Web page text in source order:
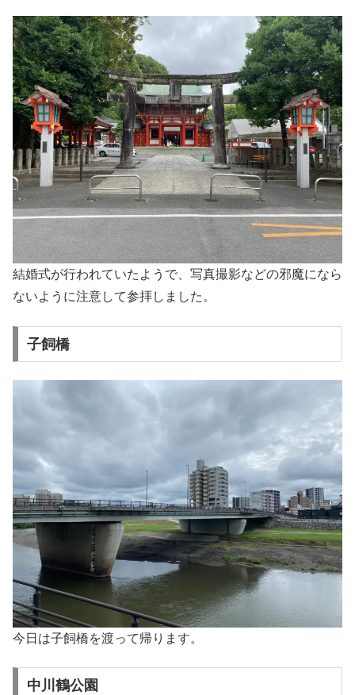
結婚式が行われていたようで、写真撮影などの邪魔になら
ないように注意して参拝しました。
子飼橋
今日は子飼橋を渡って帰ります。
中川鶴公園